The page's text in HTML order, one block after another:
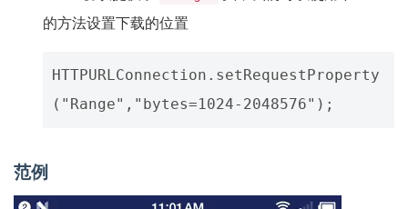
的方法设置下载的位置
HTTPURLConnection.setRequestProperty
范例